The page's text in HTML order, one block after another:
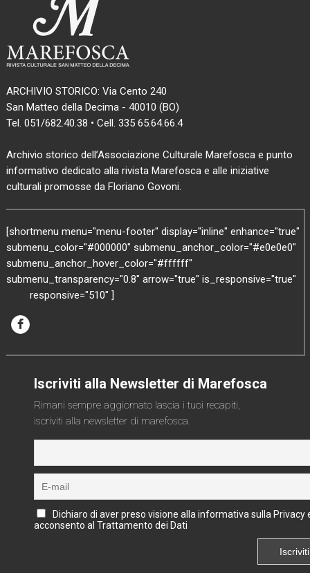
ARCHIVIO STORICO: Via Cento 240
San Matteo della Decima - 40010 (BO)
Tel. 051/682.40.38 • Cell. 335 65.64.66.4
Archivio storico dell’Associazione Culturale Marefosca e punto
informativo dedicato alla rivista Marefosca e alle iniziative
culturali promosse da Floriano Govoni.
[shortmenu menu="menu-footer" display="inline" enhance="true"
submenu_color="#000000" submenu_anchor_color="#e0e0e0"
submenu_anchor_hover_color="#ffffff"
submenu_transparency="0.8" arrow="true" is_responsive="true"
responsive="510" ]
Iscriviti alla Newsletter di Marefosca
Rimani sempre aggiornato lascia i tuoi recapiti,
iscriviti alla newsletter di marefosca.
Dichiaro di aver preso visione alla informativa sulla Privacy
acconsento al Trattamento dei Dati